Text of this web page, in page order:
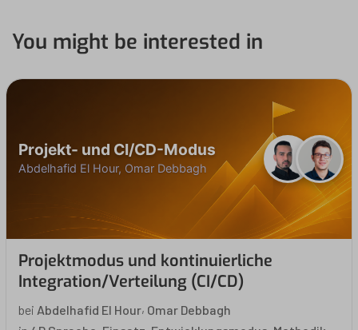
You might be interested in
Projekt- und CI/CD-Modus
Abdelhafid El Hour, Omar Debbagh
Projektmodus und kontinuierliche
Integration/Verteilung (CI/CD)
bei Abdelhafid El Hour, Omar Debbagh